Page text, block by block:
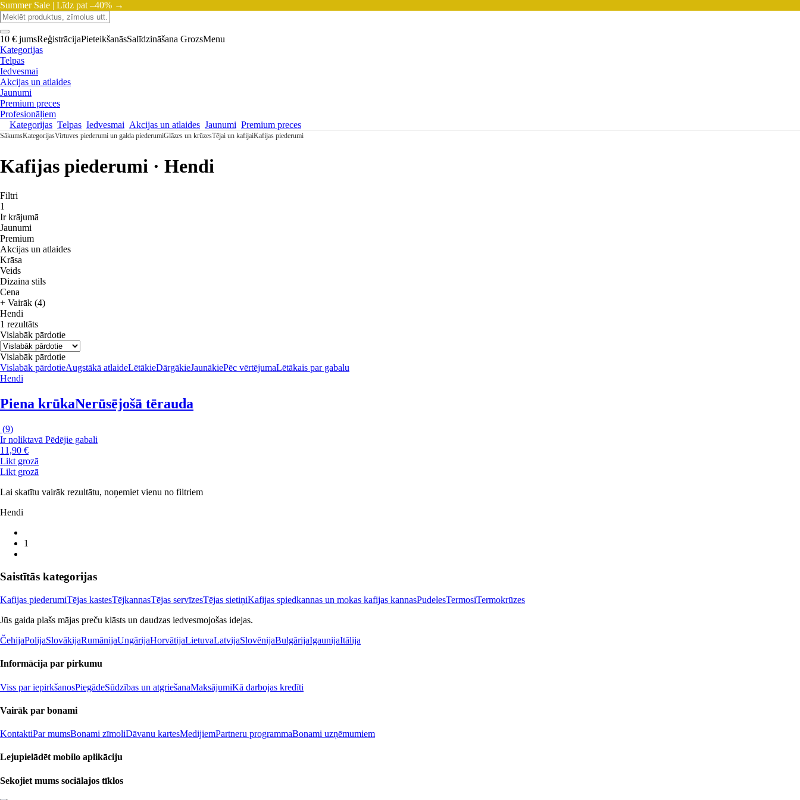
Summer Sale | Līdz pat –40% →
10 € jumsReģistrācijaPieteikšanāsSalīdzināšana GrozsMenu
Kategorijas
Telpas
Iedvesmai
Akcijas un atlaides
Jaunumi
Premium preces
Profesionāļiem
Kategorijas Telpas Iedvesmai Akcijas un atlaides Jaunumi Premium preces
SākumsKategorijasVirtuves piederumi un galda piederumiGlāzes un krūzesTējai un kafijaiKafijas piederumi
Kafijas piederumi · Hendi
Filtri
1
Ir krājumā
Jaunumi
Premium
Akcijas un atlaides
Krāsa
Veids
Dizaina stils
Cena
+ Vairāk (4)
Hendi
1 rezultāts
Vislabāk pārdotie
Vislabāk pārdotie
Vislabāk pārdotieAugstākā atlaideLētākieDārgākieJaunākiePēc vērtējumaLētākais par gabalu
Hendi
Piena krūkaNerūsējošā tērauda
(9)
Ir noliktavā Pēdējie gabali
11,90 €
Likt grozā
Likt grozā
Lai skatītu vairāk rezultātu, noņemiet vienu no filtriem
Hendi
1
Saistītās kategorijas
Kafijas piederumiTējas kastesTējkannasTējas servīzesTējas sietiņiKafijas spiedkannas un mokas kafijas kannasPudelesTermosiTermokrūzes
Jūs gaida plašs mājas preču klāsts un daudzas iedvesmojošas idejas.
ČehijaPolijaSlovākijaRumānijaUngārijaHorvātijaLietuvaLatvijaSlovēnijaBulgārijaIgaunijaItālija
Informācija par pirkumu
Viss par iepirkšanosPiegādeSūdzības un atgriešanaMaksājumiKā darbojas kredīti
Vairāk par bonami
KontaktiPar mumsBonami zīmoliDāvanu kartesMedijiemPartneru programmaBonami uzņēmumiem
Lejupielādēt mobilo aplikāciju
Sekojiet mums sociālajos tīklos